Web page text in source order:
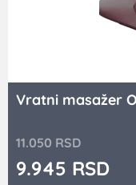
Vratni masažer
11.050 RSD
9.945 RSD